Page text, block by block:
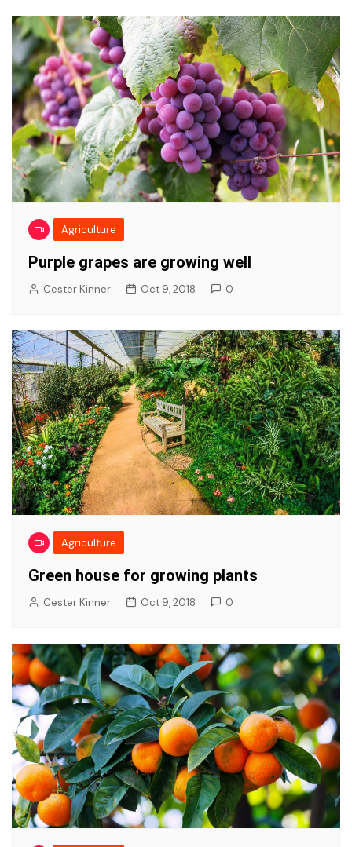
Agriculture
Purple grapes are growing well
Cester Kinner Oct 9, 2018 0
Agriculture
Green house for growing plants
Cester Kinner Oct 9, 2018 0